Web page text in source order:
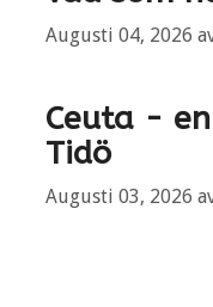
Augusti 04, 2026
Ceuta -
Tidö
Augusti 03, 2026